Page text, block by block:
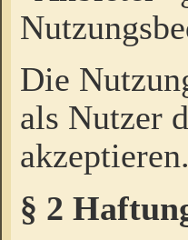
Die
als Nutzer
akzeptieren.
§ 2